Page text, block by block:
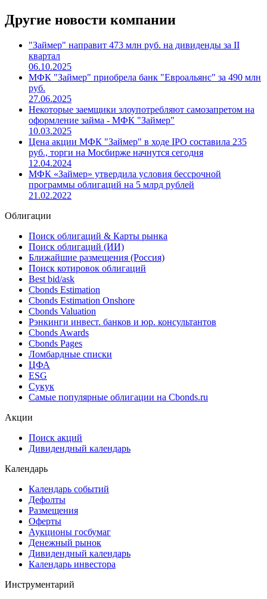
Другие новости компании
"Займер" направит 473 млн руб. на дивиденды за II
квартал
06.10.2025
МФК "Займер" приобрела банк "Евроальянс" за 490 млн
руб.
27.06.2025
Некоторые заемщики злоупотребляют самозапретом на
оформление займа - МФК "Займер"
10.03.2025
Цена акции МФК "Займер" в ходе IPO составила 235
руб., торги на Мосбирже начнутся сегодня
МФК «Займер» утвердила условия бессрочной
21.02.2022
Облигации
Поиск облигаций & Карты рынка
Поиск облигаций (ИИ)
Ближайшие размещения (Россия)
Поиск котировок облигаций
Best bid/ask
Cbonds Estimation
Cbonds Estimation Onshore
Cbonds Valuation
Рэнкинги инвест. банков и юр. консультантов
Cbonds Awards
Cbonds Pages
Ломбардные списки
ESG
Самые популярные облигации на Cbonds.ru
Дивидендный календарь
Календарь
Календарь событий
Дефолты
Размещения
Оферты
Аукционы госбумаг
Денежный рынок